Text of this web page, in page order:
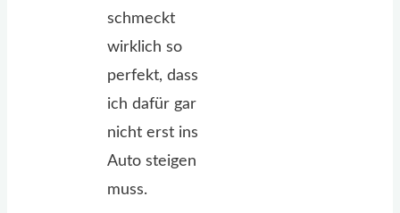
schmeckt
wirklich so
perfekt, dass
ich dafür gar
nicht erst ins
Auto steigen
muss.